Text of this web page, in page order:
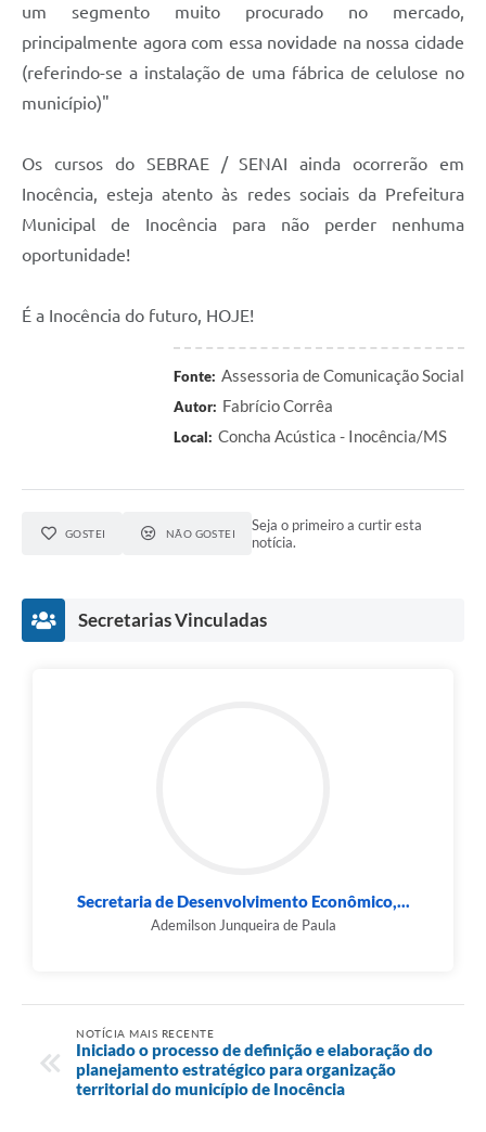
um segmento muito procurado no mercado,
principalmente agora com essa novidade na nossa cidade
(referindo-se a instalação de uma fábrica de celulose no
município)"
Os cursos do SEBRAE / SENAI ainda ocorrerão em
Inocência, esteja atento às redes sociais da Prefeitura
Municipal de Inocência para não perder nenhuma
oportunidade!
É a Inocência do futuro, HOJE!
Fonte: Assessoria de Comunicação Social
Autor: Fabrício Corrêa
Local: Concha Acústica - Inocência/MS
GOSTEI NÃO GOSTEI
Seja o primeiro a curtir esta
notícia.
Secretarias Vinculadas
Secretaria de Desenvolvimento Econômico,...
Ademilson Junqueira de Paula
NOTÍCIA MAIS RECENTE
Iniciado o processo de definição e elaboração do
planejamento estratégico para organização
territorial do município de Inocência